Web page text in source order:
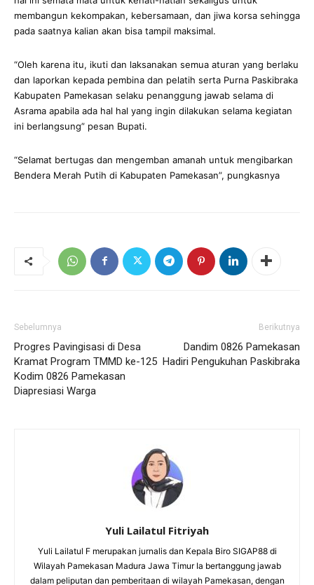
membangun kekompakan, kebersamaan, dan jiwa korsa sehingga
pada saatnya kalian akan bisa tampil maksimal.
“Oleh karena itu, ikuti dan laksanakan semua aturan yang berlaku
dan laporkan kepada pembina dan pelatih serta Purna Paskibraka
Kabupaten Pamekasan selaku penanggung jawab selama di
Asrama apabila ada hal hal yang ingin dilakukan selama kegiatan
ini berlangsung” pesan Bupati.
“Selamat bertugas dan mengemban amanah untuk mengibarkan
Bendera Merah Putih di Kabupaten Pamekasan”, pungkasnya
Sebelumnya
Progres Pavingisasi di Desa
Kramat Program TMMD ke-125
Kodim 0826 Pamekasan
Diapresiasi Warga
Berikutnya
Dandim 0826 Pamekasan
Hadiri Pengukuhan Paskibraka
Yuli Lailatul Fitriyah
Yuli Lailatul F merupakan jurnalis dan Kepala Biro SIGAP88 di
Wilayah Pamekasan Madura Jawa Timur Ia bertanggung jawab
dalam peliputan dan pemberitaan di wilayah Pamekasan, dengan